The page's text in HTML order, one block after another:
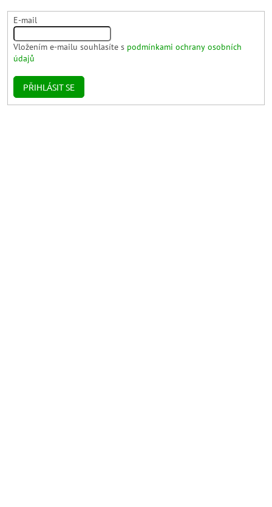
E-mail
Vložením e-mailu souhlasíte s podmínkami ochrany osobních
údajů
PŘIHLÁSIT SE